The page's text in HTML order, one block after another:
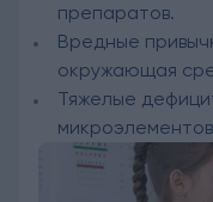
препаратов.
Вредные
окружающая
Тяжелые